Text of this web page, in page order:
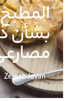
بشأن
Zeinab Javan